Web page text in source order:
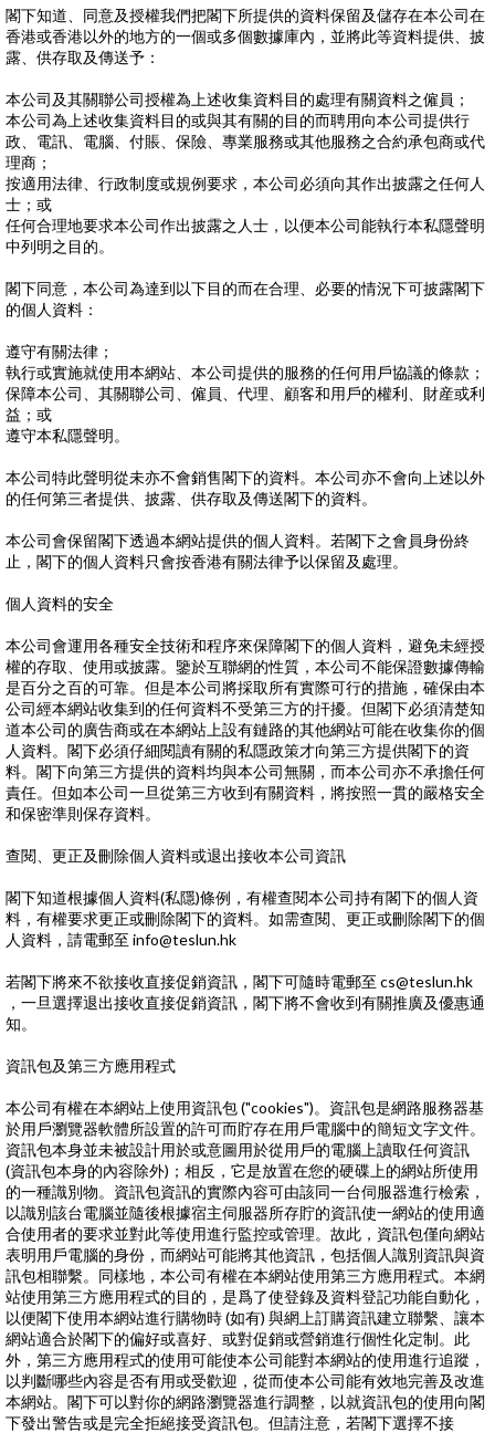
閣下知道、同意及授權我們把閣下所提供的資料保留及儲存在本公司在
香港或香港以外的地方的一個或多個數據庫內，並將此等資料提供、披
露、供存取及傳送予：
本公司及其關聯公司授權為上述收集資料目的處理有關資料之僱員；
本公司為上述收集資料目的或與其有關的目的而聘用向本公司提供行
政、電訊、電腦、付賬、保險、專業服務或其他服務之合約承包商或代
理商；
按適用法律、行政制度或規例要求，本公司必須向其作出披露之任何人
士；或
任何合理地要求本公司作出披露之人士，以便本公司能執行本私隱聲明
中列明之目的。
閣下同意，本公司為達到以下目的而在合理、必要的情況下可披露閣下
的個人資料：
遵守有關法律；
執行或實施就使用本網站、本公司提供的服務的任何用戶協議的條款；
保障本公司、其關聯公司、僱員、代理、顧客和用戶的權利、財産或利
益；或
遵守本私隱聲明。
本公司特此聲明從未亦不會銷售閣下的資料。本公司亦不會向上述以外
的任何第三者提供、披露、供存取及傳送閣下的資料。
本公司會保留閣下透過本網站提供的個人資料。若閣下之會員身份終
止，閣下的個人資料只會按香港有關法律予以保留及處理。
個人資料的安全
本公司會運用各種安全技術和程序來保障閣下的個人資料，避免未經授
權的存取、使用或披露。鑒於互聯網的性質，本公司不能保證數據傳輸
是百分之百的可靠。但是本公司將採取所有實際可行的措施，確保由本
公司經本網站收集到的任何資料不受第三方的扞擾。但閣下必須清楚知
道本公司的廣告商或在本網站上設有鏈路的其他網站可能在收集你的個
人資料。閣下必須仔細閱讀有關的私隱政策才向第三方提供閣下的資
料。閣下向第三方提供的資料均與本公司無關，而本公司亦不承擔任何
責任。但如本公司一旦從第三方收到有關資料，將按照一貫的嚴格安全
和保密準則保存資料。
查閱、更正及刪除個人資料或退出接收本公司資訊
閣下知道根據個人資料(私隱)條例，有權查閱本公司持有閣下的個人資
料，有權要求更正或刪除閣下的資料。如需查閱、更正或刪除閣下的個
人資料，請電郵至 info@teslun.hk
若閣下將來不欲接收直接促銷資訊，閣下可隨時電郵至 cs@teslun.hk
，一旦選擇退出接收直接促銷資訊，閣下將不會收到有關推廣及優惠通
知。
資訊包及第三方應用程式
本公司有權在本網站上使用資訊包 ("cookies")。資訊包是網路服務器基
於用戶瀏覽器軟體所設置的許可而貯存在用戶電腦中的簡短文字文件。
資訊包本身並未被設計用於或意圖用於從用戶的電腦上讀取任何資訊
(資訊包本身的內容除外)；相反，它是放置在您的硬碟上的網站所使用
的一種識別物。資訊包資訊的實際內容可由該同一台伺服器進行檢索，
以識別該台電腦並隨後根據宿主伺服器所存貯的資訊使一網站的使用適
合使用者的要求並對此等使用進行監控或管理。故此，資訊包僅向網站
表明用戶電腦的身份，而網站可能將其他資訊，包括個人識別資訊與資
訊包相聯繫。同樣地，本公司有權在本網站使用第三方應用程式。本網
站使用第三方應用程式的目的，是爲了使登錄及資料登記功能自動化，
以便閣下使用本網站進行購物時 (如有) 與網上訂購資訊建立聯繫、讓本
網站適合於閣下的偏好或喜好、或對促銷或營銷進行個性化定制。此
外，第三方應用程式的使用可能使本公司能對本網站的使用進行追蹤，
以判斷哪些內容是否有用或受歡迎，從而使本公司能有效地完善及改進
本網站。閣下可以對你的網路瀏覽器進行調整，以就資訊包的使用向閣
下發出警告或是完全拒絕接受資訊包。但請注意，若閣下選擇不接